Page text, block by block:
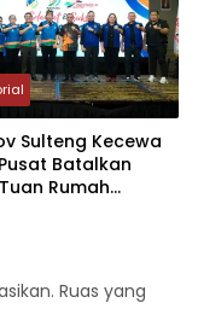
Sulteng Kecewa
Batalkan
Rumah
Ruas yang